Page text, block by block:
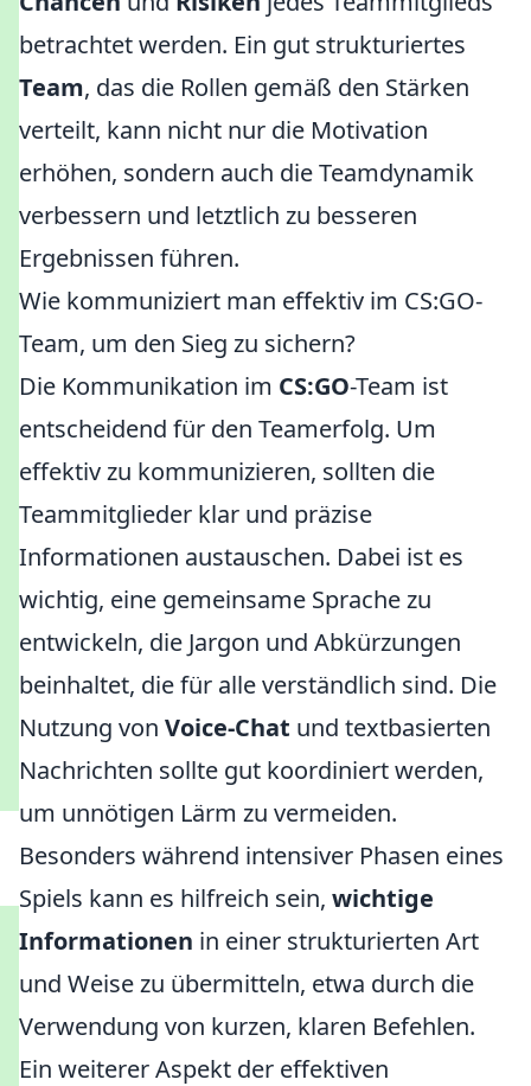
betrachtet werden. Ein gut strukturiertes
Team, das die Rollen gemäß den Stärken
verteilt, kann nicht nur die Motivation
erhöhen, sondern auch die Teamdynamik
verbessern und letztlich zu besseren
Ergebnissen führen.
Wie kommuniziert man effektiv im CS:GO-
Team, um den Sieg zu sichern?
Die Kommunikation im CS:GO-Team ist
entscheidend für den Teamerfolg. Um
effektiv zu kommunizieren, sollten die
Teammitglieder klar und präzise
Informationen austauschen. Dabei ist es
wichtig, eine gemeinsame Sprache zu
entwickeln, die Jargon und Abkürzungen
beinhaltet, die für alle verständlich sind. Die
Nutzung von Voice-Chat und textbasierten
Nachrichten sollte gut koordiniert werden,
um unnötigen Lärm zu vermeiden.
Besonders während intensiver Phasen eines
Spiels kann es hilfreich sein, wichtige
Informationen in einer strukturierten Art
und Weise zu übermitteln, etwa durch die
Verwendung von kurzen, klaren Befehlen.
Ein weiterer Aspekt der effektiven